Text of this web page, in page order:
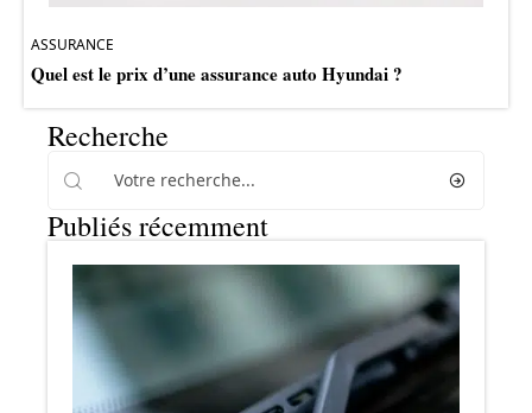
ASSURANCE
Quel est le prix d’une assurance auto Hyundai ?
Recherche
Publiés récemment